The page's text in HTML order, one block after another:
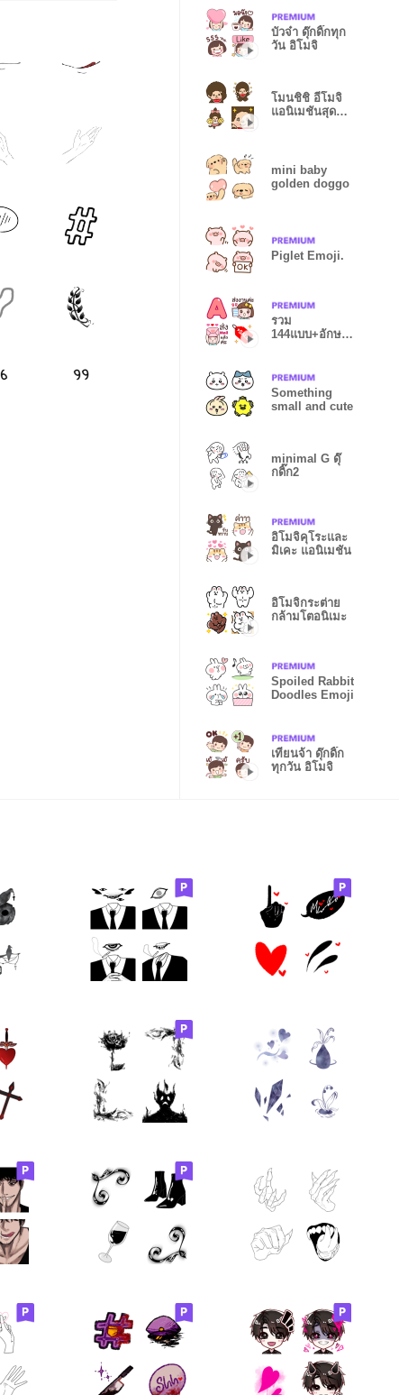
บัวจ๋า ดุ๊กดิ๊กทุก
วัน อิโมจิ
โมนชิชิ อีโมจิ
แอนิเมชันสุดน่า
mini baby
golden doggo
Piglet Emoji.
รวม
144แบบ+อักษร
Something
small and cute
minimal G ดุ๊
กดิ๊ก2
อิโมจิคุโระและ
มิเคะ แอนิเมชัน
อิโมจิกระต่าย
กล้ามโตอนิเมะ
Spoiled Rabbit
Doodles Emoji
เทียนจ้า ดุ๊กดิ๊ก
ทุกวัน อิโมจิ